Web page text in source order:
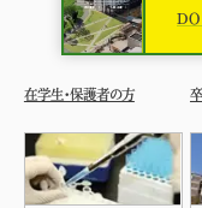
在学生・保護者の方